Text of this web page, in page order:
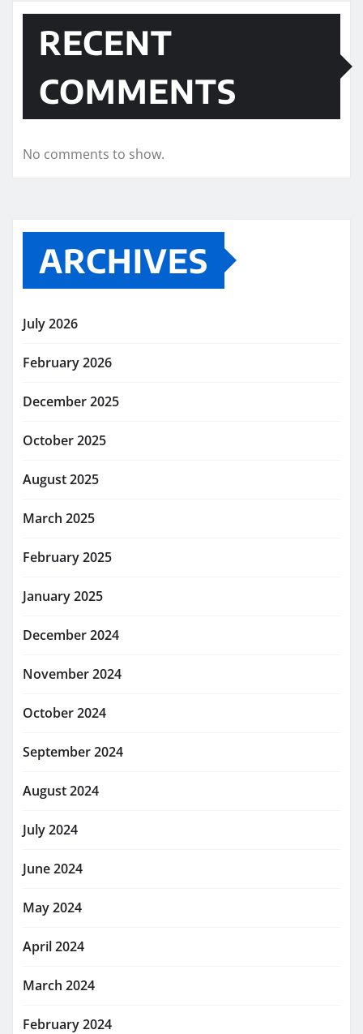
RECENT
COMMENTS
No comments to show.
ARCHIVES
July 2026
February 2026
December 2025
October 2025
August 2025
March 2025
February 2025
January 2025
December 2024
November 2024
October 2024
September 2024
August 2024
July 2024
June 2024
May 2024
April 2024
March 2024
February 2024